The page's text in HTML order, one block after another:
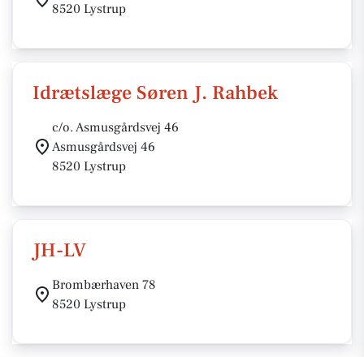
8520 Lystrup
Idrætslæge Søren J. Rahbek
c/o. Asmusgårdsvej 46
Asmusgårdsvej 46
8520 Lystrup
JH-LV
Brombærhaven 78
8520 Lystrup